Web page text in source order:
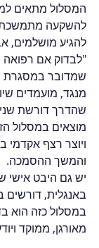
המסלול מתאים
להשקעה מתמשכת
להגיע מושלמים,
"לבדוק אם רפואה
שמדובר במסגרת
מנגד, מועמדים
שהדרך דורשת
מוצאים במסלול
ויוצר רצף אקדמי
והמשך ההסמכה.
יש גם היבט אישי
באנגלית,
במסלול כזה הוא
מאורגן, ממוקד